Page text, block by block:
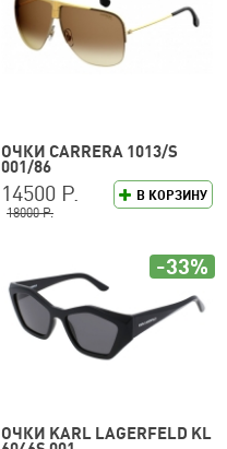
ОЧКИ CARRERA 1013/S
001/86
В КОРЗИНУ
14500 Р.
18000 Р.
ОЧКИ KARL LAGERFELD KL
-33%